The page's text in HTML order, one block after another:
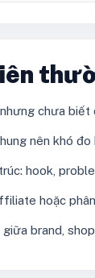
chưa biết
nên khó
hook,
hoặc
brand,